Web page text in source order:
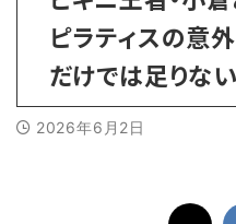
ピラティスの意
だけでは足りな
2026年6月2日